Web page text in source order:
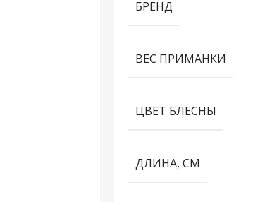
БРЕНД
ВЕС ПРИМАНКИ
ЦВЕТ БЛЕСНЫ
ДЛИНА, СМ